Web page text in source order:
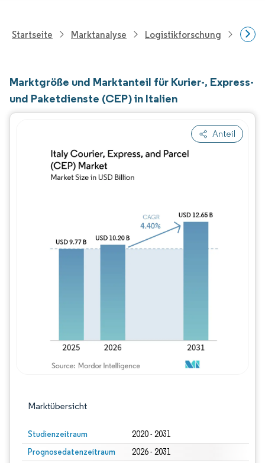
Startseite Marktanalyse Logistikforschung
Marktgröße und Marktanteil für Kurier-, Express-
und Paketdienste (CEP) in Italien
Anteil
Marktübersicht
Studienzeitraum 2020 - 2031
Prognosedatenzeitraum 2026 - 2031